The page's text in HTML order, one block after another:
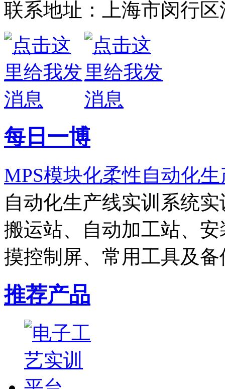
联系地址：上海市闵行区
每日一博
MPS模块化柔性自动化
自动化生产线实训系统
搬运站、自动加工站、
摸控制屏、常用工具及
推荐产品